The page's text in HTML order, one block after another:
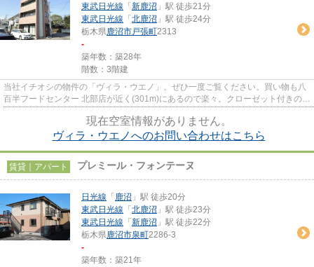
東武日光線 「 新鹿沼 」駅 徒歩21分
東武日光線 「 北鹿沼 」駅 徒歩24分
栃木県鹿沼市戸張町2313
-
築年数：築28年
階数：3階建
当社イチオシの物件の「ヴィラ・ウエノ」。ぜひ一度ご覧ください。買い物も八
百半フードセンター 北部店が近く(301m)にあるので楽々。クローゼット付きの物
現在空室情報がありません。
ヴィラ・ウエノへのお問い合わせはこちら
賃貸｜アパート プレミール・フォンテーヌ
日光線 「 鹿沼 」駅 徒歩20分
東武日光線 「 北鹿沼 」駅 徒歩23分
東武日光線 「 新鹿沼 」駅 徒歩22分
栃木県鹿沼市泉町2286-3
-
築年数：築21年